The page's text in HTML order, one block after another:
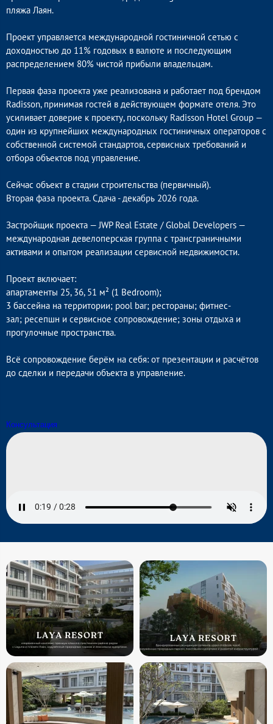
пляжа Лаян.
Проект управляется международной гостиничной сетью с
доходностью до 11% годовых в валюте и последующим
распределением 80% чистой прибыли владельцам.
Первая фаза проекта уже реализована и работает под брендом
Radisson, принимая гостей в действующем формате отеля. Это
усиливает доверие к проекту, поскольку Radisson Hotel Group —
один из крупнейших международных гостиничных операторов с
собственной системой стандартов, сервисных требований и
отбора объектов под управление.
Сейчас объект в стадии строительства (первичный).
Вторая фаза проекта. Сдача - декабрь 2026 года.
Застройщик проекта — JWP Real Estate / Global Developers —
международная девелоперская группа с трансграничными
активами и опытом реализации сервисной недвижимости.
Проект включает:
апартаменты 25, 36, 51 м² (1 Bedroom);
3 бассейна на территории; pool bar; рестораны; фитнес-
зал; ресепшн и сервисное сопровождение; зоны отдыха и
прогулочные пространства.
Всё сопровождение берём на себя: от презентации и расчётов
до сделки и передачи объекта в управление.
Консультация